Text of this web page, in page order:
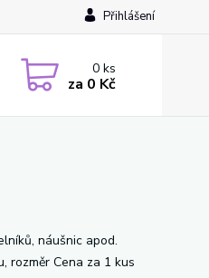
Přihlášení
0ks
za 0 Kč
náušnic apod.
rozměr Cena za 1 kus